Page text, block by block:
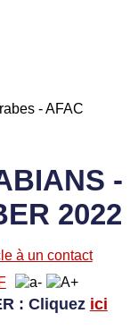
-AFAC
-
2022
: Cliquez ici